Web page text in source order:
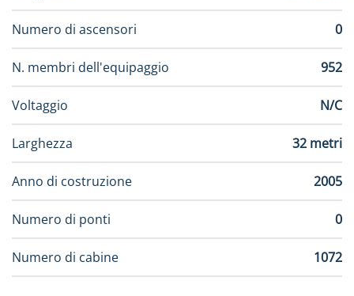
Numero di ascensori 0
N. membri dell'equipaggio 952
Voltaggio N/C
Larghezza 32 metri
Anno di costruzione 2005
Numero di ponti 0
Numero di cabine 1072